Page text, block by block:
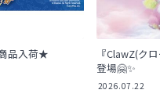
品入荷★
『ClawZ(ク
登場🤗✨
2026.07.22